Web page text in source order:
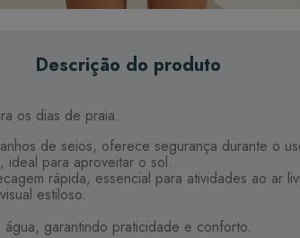
Descrição do produto
os dias de praia.
de seios, oferece segurança durante o
ideal para aproveitar o sol.
rápida, essencial para atividades ao ar
estiloso.
garantindo praticidade e conforto.